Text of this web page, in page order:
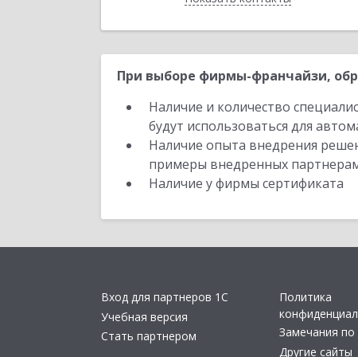
При выборе фирмы-франчайзи,
Наличие и количество
будут использоваться для
Наличие опыта внедрения
примеры внедренных
Наличие у фирмы сертификата
Вход для партнеров 1С
Учебная версия
Стать партнером
Политика
Замечания по
Другие сайты